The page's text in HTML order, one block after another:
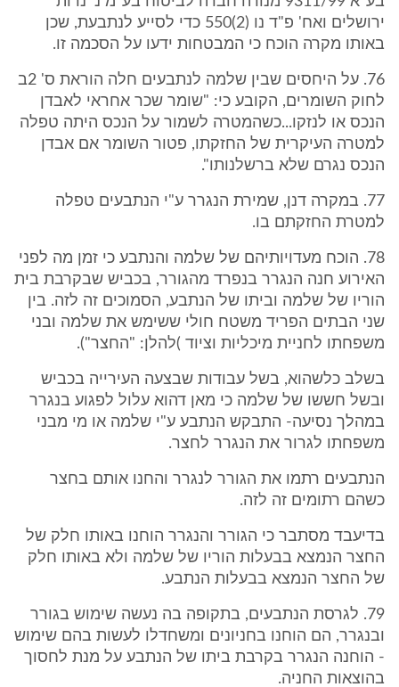
ירושלים ואח' פ"ד נו (2)550 כדי לסייע לנתבעת, שכן
באותו מקרה הוכח כי המבטחות ידעו על הסכמה זו.
76. על היחסים שבין שלמה לנתבעים חלה הוראת ס' 2ב
לחוק השומרים, הקובע כי: "שומר שכר אחראי לאבדן
הנכס או לנזקו...כשהמטרה לשמור על הנכס היתה טפלה
למטרה העיקרית של החזקתו, פטור השומר אם אבדן
הנכס נגרם שלא ברשלנותו".
77. במקרה דנן, שמירת הנגרר ע"י הנתבעים טפלה
למטרת החזקתם בו.
78. הוכח מעדויותיהם של שלמה והנתבע כי זמן מה לפני
האירוע חנה הנגרר בנפרד מהגורר, בכביש שבקרבת בית
הוריו של שלמה וביתו של הנתבע, הסמוכים זה לזה. בין
שני הבתים הפריד משטח חולי ששימש את שלמה ובני
משפחתו לחניית מיכליות וציוד )להלן: "החצר").
בשלב כלשהוא, בשל עבודות שבצעה העירייה בכביש
ובשל חששו של שלמה כי מאן דהוא עלול לפגוע בנגרר
במהלך נסיעה- התבקש הנתבע ע"י שלמה או מי מבני
משפחתו לגרור את הנגרר לחצר.
הנתבעים רתמו את הגורר לנגרר והחנו אותם בחצר
כשהם רתומים זה לזה.
בדיעבד מסתבר כי הגורר והנגרר הוחנו באותו חלק של
החצר הנמצא בבעלות הוריו של שלמה ולא באותו חלק
של החצר הנמצא בבעלות הנתבע.
79. לגרסת הנתבעים, בתקופה בה נעשה שימוש בגורר
ובנגרר, הם הוחנו בחניונים ומשחדלו לעשות בהם שימוש
- הוחנה הנגרר בקרבת ביתו של הנתבע על מנת לחסוך
בהוצאות החניה.